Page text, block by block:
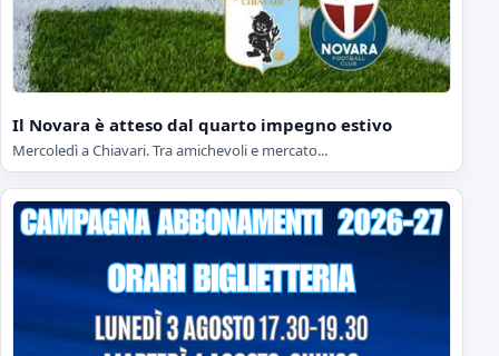
Il Novara è atteso dal quarto impegno estivo
Mercoledì a Chiavari. Tra amichevoli e mercato...